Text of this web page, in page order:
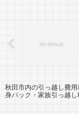
秋田市内の引っ越し費
身パック・家族引っ越